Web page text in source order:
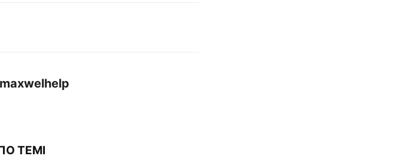
maxwelhelp
ТЕМІ